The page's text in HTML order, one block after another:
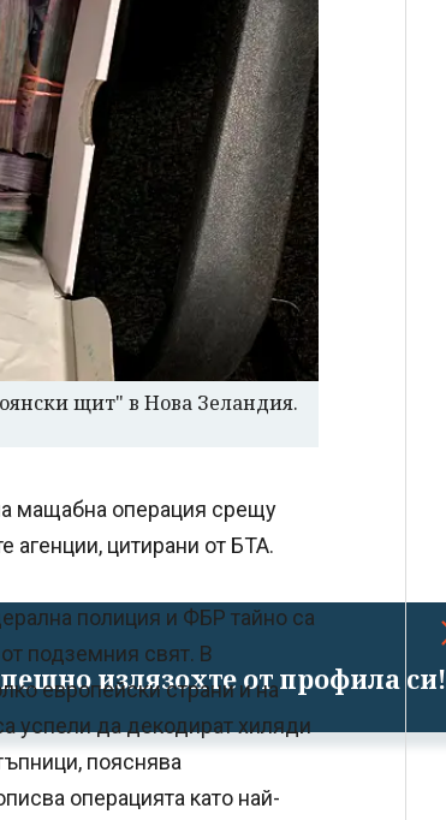
излязохте от профила си!
щит" в Нова Зеландия.
мащабна операция срещу
агенции, цитирани от БТА.
полиция и ФБР тайно са
подземния свят. В
европейски страни и на
успели да декодират хиляди
пояснява
операцията като най-